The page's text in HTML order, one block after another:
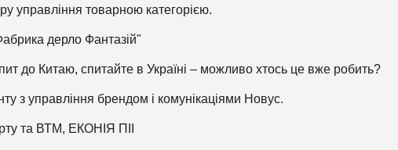
управління товарною категорією.
дерло Фантазій"
до Китаю, спитайте в Україні – можливо хтось це вже робить?
з управління брендом і комунікаціями Новус.
та ВТМ, ЕКОНІЯ ПІІ